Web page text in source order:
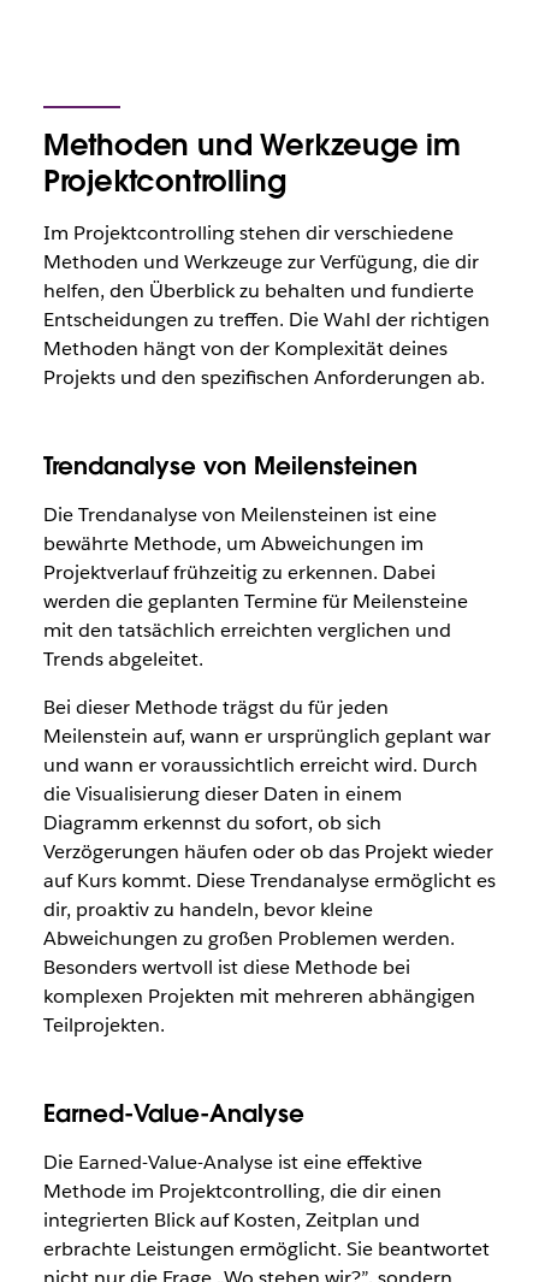
Methoden und Werkzeuge im
Projektcontrolling
Im Projektcontrolling stehen dir verschiedene
Methoden und Werkzeuge zur Verfügung, die dir
helfen, den Überblick zu behalten und fundierte
Entscheidungen zu treffen. Die Wahl der richtigen
Methoden hängt von der Komplexität deines
Projekts und den spezifischen Anforderungen ab.
Trendanalyse von Meilensteinen
Die Trendanalyse von Meilensteinen ist eine
bewährte Methode, um Abweichungen im
Projektverlauf frühzeitig zu erkennen. Dabei
werden die geplanten Termine für Meilensteine
mit den tatsächlich erreichten verglichen und
Trends abgeleitet.
Bei dieser Methode trägst du für jeden
Meilenstein auf, wann er ursprünglich geplant war
und wann er voraussichtlich erreicht wird. Durch
die Visualisierung dieser Daten in einem
Diagramm erkennst du sofort, ob sich
Verzögerungen häufen oder ob das Projekt wieder
auf Kurs kommt. Diese Trendanalyse ermöglicht es
dir, proaktiv zu handeln, bevor kleine
Abweichungen zu großen Problemen werden.
Besonders wertvoll ist diese Methode bei
komplexen Projekten mit mehreren abhängigen
Teilprojekten.
Earned-Value-Analyse
Die Earned-Value-Analyse ist eine effektive
Methode im Projektcontrolling, die dir einen
integrierten Blick auf Kosten, Zeitplan und
erbrachte Leistungen ermöglicht. Sie beantwortet